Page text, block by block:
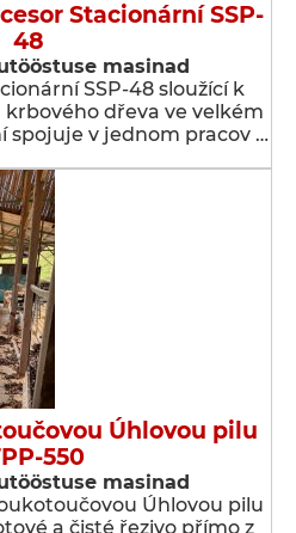
Stacionární SSP-
48
masinad
SSP-48 sloužící k
dřeva ve velkém
spojuje v jednom pracov …
Úhlovou pilu
550
masinad
Úhlovou pilu
a čisté řezivo přímo z